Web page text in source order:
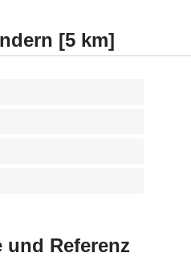
[5 km]
und Referenz